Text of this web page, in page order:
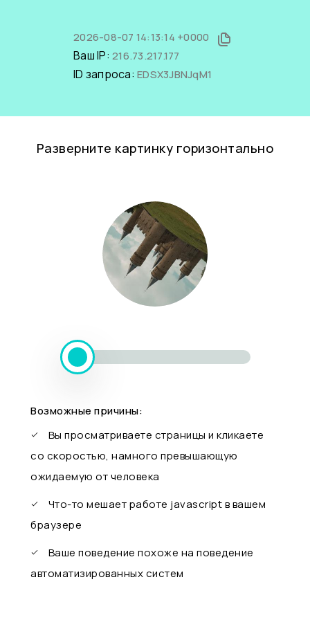
2026-08-07 14:13:14 +0000
Ваш IP: 216.73.217.177
ID запроса: EDSX3JBNJqM1
Разверните картинку горизонтально
Возможные причины:
Вы просматриваете страницы и кликаете
со скоростью, намного превышающую
ожидаемую от человека
Что-то мешает работе javascript в вашем
браузере
Ваше поведение похоже на поведение
автоматизированных систем